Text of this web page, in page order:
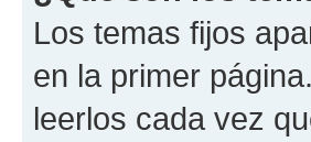
Los temas fijos
en la primer
leerlos cada vez